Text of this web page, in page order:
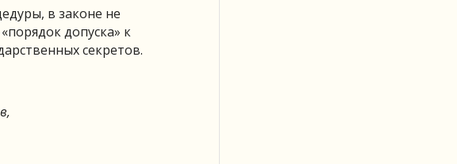
в законе не
допуска» к
секретов.